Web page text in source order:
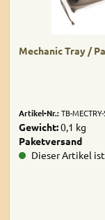
Mechanic Tray /
Artikel-Nr.:TB-
Gewicht:0,1 kg
Paketversand
Dieser Artikel